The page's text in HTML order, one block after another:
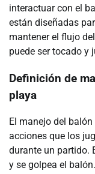
interactuar con el
están diseñadas
mantener el flujo
puede ser tocado y
Definición de
playa
El manejo del balón
acciones que los
durante un partido.
y se golpea el